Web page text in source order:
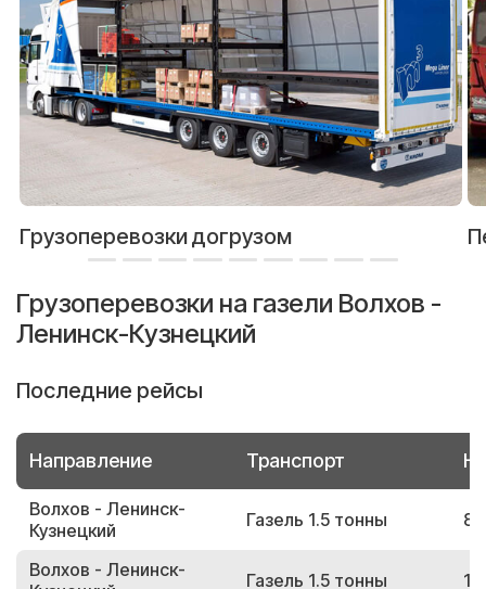
Грузоперевозки догрузом
Грузоперевозки на газели Волхов -
Ленинск-Кузнецкий
Последние рейсы
Направление Транспорт
Волхов - Ленинск-
Кузнецкий
Газель 1.5 тонны
Волхов - Ленинск-
Газель 1.5 тонны